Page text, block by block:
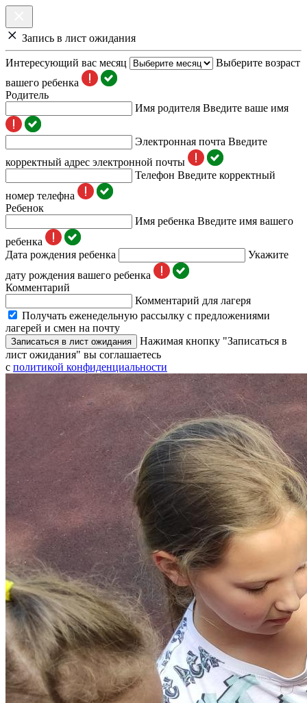
Запись в лист ожидания
Интересующий вас месяц
Выберите возраст
вашего ребенка
Родитель
Имя родителя Введите ваше имя
Электронная почта Введите
корректный адрес электронной почты
Телефон Введите корректный
номер телефна
Ребенок
Имя ребенка Введите имя вашего
ребенка
Дата рождения ребенка
Укажите
дату рождения вашего ребенка
Комментарий
Комментарий для лагеря
Получать еженедельную рассылку с предложениями
лагерей и смен на почту
Записаться в лист ожидания
Нажимая кнопку "Записаться в
лист ожидания" вы соглашаетесь
с политикой конфиденциальности